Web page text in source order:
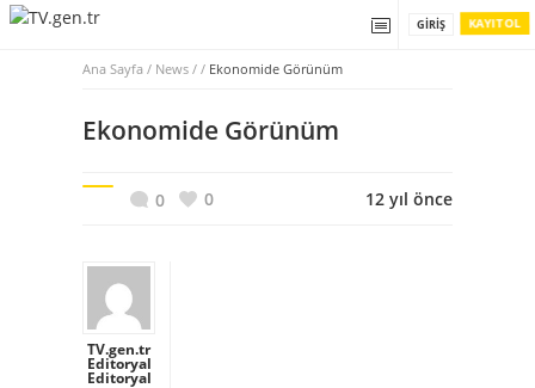
KAYIT OL
GIRIŞ
Ana Sayfa / News / / Ekonomide Görünüm
Ekonomide Görünüm
0 0 12 yıl önce
TV.gen.tr
Editoryal
Editoryal